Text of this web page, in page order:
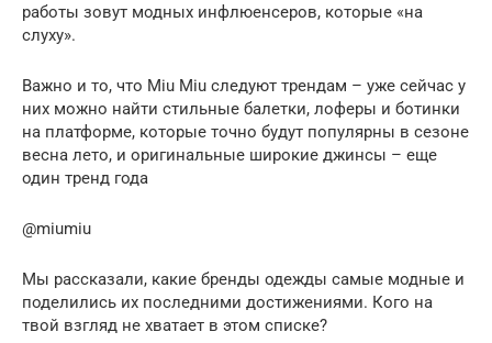
работы зовут модных инфлюенсеров, которые «на
слуху».
Важно и то, что Miu Miu следуют трендам – уже сейчас у
них можно найти стильные балетки, лоферы и ботинки
на платформе, которые точно будут популярны в сезоне
весна лето, и оригинальные широкие джинсы – еще
один тренд года
@miumiu
Мы рассказали, какие бренды одежды самые модные и
поделились их последними достижениями. Кого на
твой взгляд не хватает в этом списке?